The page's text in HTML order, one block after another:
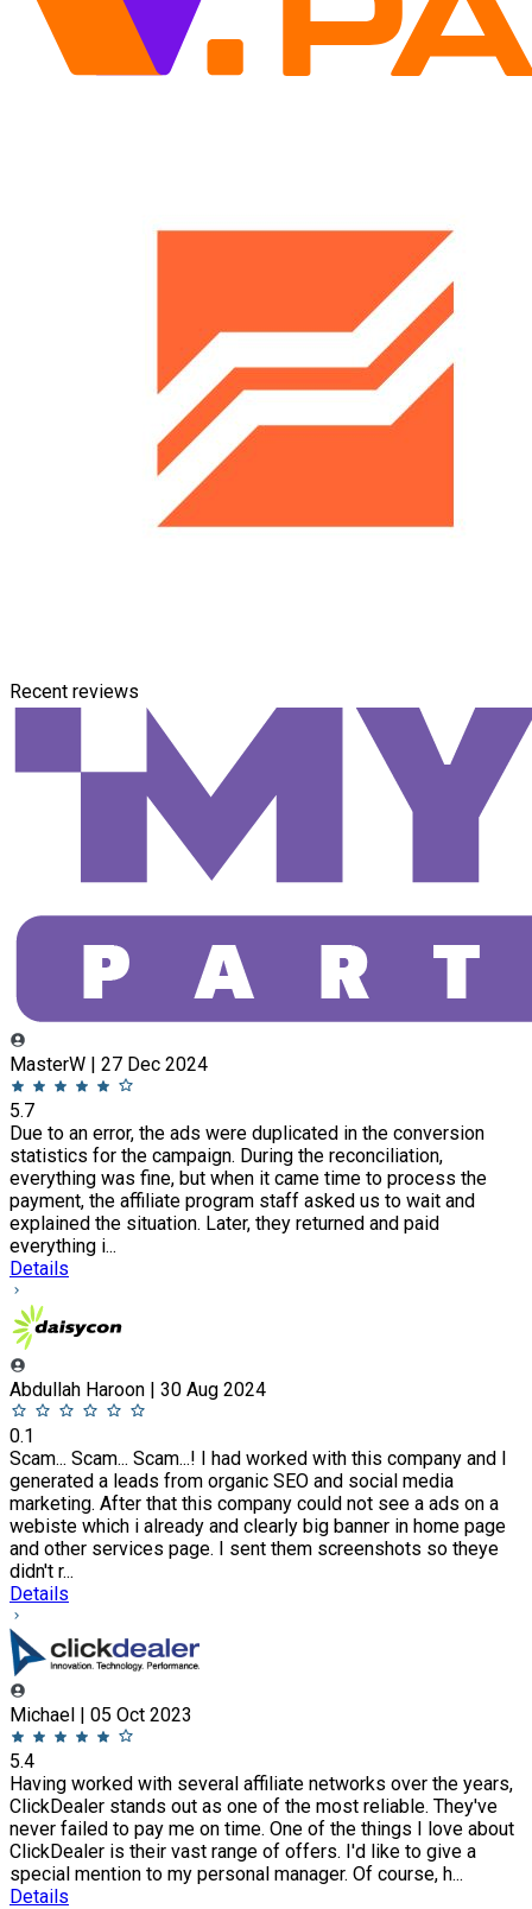
Recent reviews
MasterW | 27 Dec 2024
5.7
Due to an error, the ads were duplicated in the conversion
statistics for the campaign. During the reconciliation,
everything was fine, but when it came time to process the
payment, the affiliate program staff asked us to wait and
explained the situation. Later, they returned and paid
everything i...
Details
Abdullah Haroon | 30 Aug 2024
0.1
Scam... Scam... Scam...! I had worked with this company and I
generated a leads from organic SEO and social media
marketing. After that this company could not see a ads on a
webiste which i already and clearly big banner in home page
and other services page. I sent them screenshots so theye
didn't r...
Details
Michael | 05 Oct 2023
5.4
Having worked with several affiliate networks over the years,
ClickDealer stands out as one of the most reliable. They've
never failed to pay me on time. One of the things I love about
ClickDealer is their vast range of offers. I'd like to give a
special mention to my personal manager. Of course, h...
Details